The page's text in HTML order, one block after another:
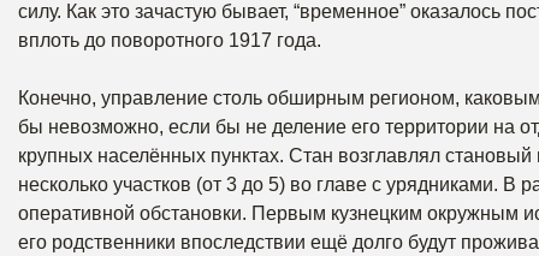
силу. Как это зачастую бывает, “временное” оказалось
вплоть до поворотного 1917 года.
Конечно, управление столь обширным регионом,
бы невозможно, если бы не деление его территории на
крупных населённых пунктах. Стан возглавлял
несколько участков (от 3 до 5) во главе с урядниками. В
оперативной обстановки. Первым кузнецким окружным
его родственники впоследствии ещё долго будут